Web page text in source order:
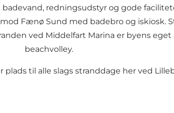
redningsudstyr og gode
Fænø Sund med badebro og
ved Middelfart Marina er byens
beachvolley.
plads til alle slags stranddage her ved